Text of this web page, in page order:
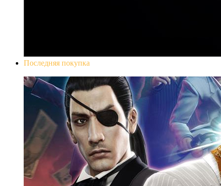
Последняя покупка